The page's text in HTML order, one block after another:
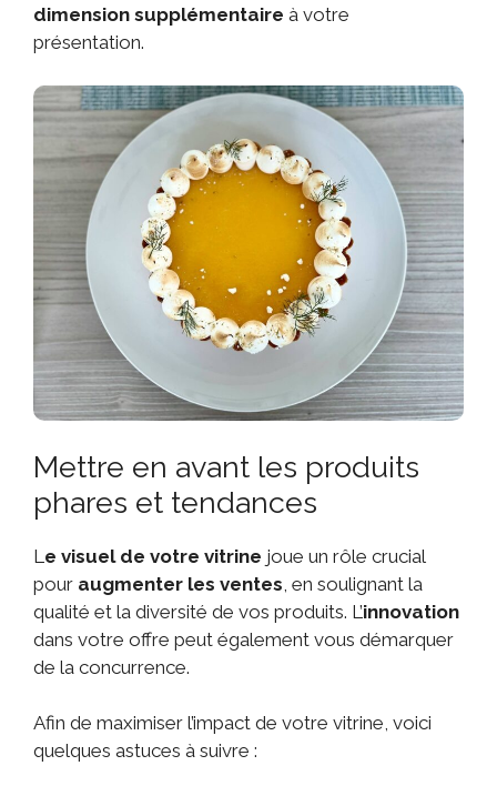
dimension supplémentaire à votre
présentation.
Mettre en avant les produits
phares et tendances
L e visuel de votre vitrine joue un rôle crucial
pour augmenter les ventes , en soulignant la
qualité et la diversité de vos produits. L’innovation
dans votre offre peut également vous démarquer
de la concurrence.
Afin de maximiser l’impact de votre vitrine, voici
quelques astuces à suivre :